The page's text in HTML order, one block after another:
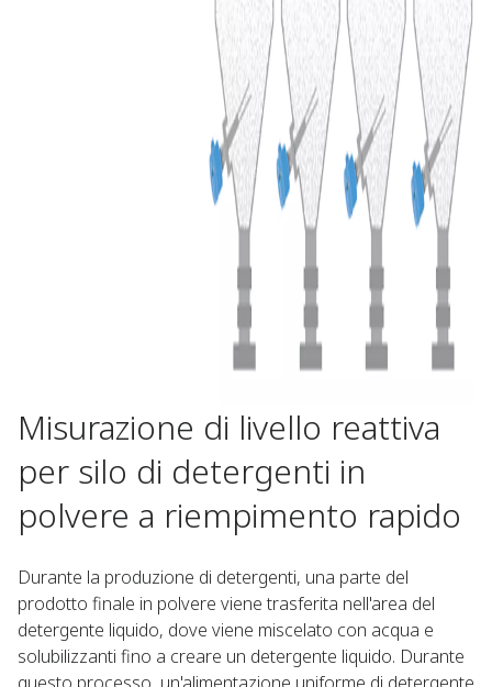
Misurazione di livello reattiva
per silo di detergenti in
polvere a riempimento rapido
Durante la produzione di detergenti, una parte del
prodotto finale in polvere viene trasferita nell'area del
detergente liquido, dove viene miscelato con acqua e
solubilizzanti fino a creare un detergente liquido. Durante